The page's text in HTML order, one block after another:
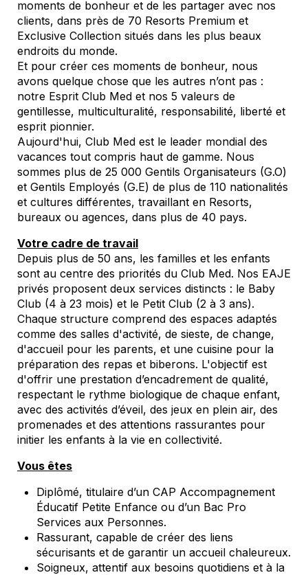
moments de bonheur et de les partager avec nos
clients, dans près de 70 Resorts Premium et
Exclusive Collection situés dans les plus beaux
endroits du monde.
Et pour créer ces moments de bonheur, nous
avons quelque chose que les autres n’ont pas :
notre Esprit Club Med et nos 5 valeurs de
gentillesse, multiculturalité, responsabilité, liberté et
esprit pionnier.
Aujourd'hui, Club Med est le leader mondial des
vacances tout compris haut de gamme. Nous
sommes plus de 25 000 Gentils Organisateurs (G.O)
et Gentils Employés (G.E) de plus de 110 nationalités
et cultures différentes, travaillant en Resorts,
bureaux ou agences, dans plus de 40 pays.
Votre cadre de travail
Depuis plus de 50 ans, les familles et les enfants
sont au centre des priorités du Club Med. Nos EAJE
privés proposent deux services distincts : le Baby
Club (4 à 23 mois) et le Petit Club (2 à 3 ans).
Chaque structure comprend des espaces adaptés
comme des salles d'activité, de sieste, de change,
d'accueil pour les parents, et une cuisine pour la
préparation des repas et biberons. L'objectif est
d'offrir une prestation d’encadrement de qualité,
respectant le rythme biologique de chaque enfant,
avec des activités d’éveil, des jeux en plein air, des
promenades et des attentions rassurantes pour
initier les enfants à la vie en collectivité.
Vous êtes
Diplômé, titulaire d’un CAP Accompagnement
Éducatif Petite Enfance ou d’un Bac Pro
Services aux Personnes.
Rassurant, capable de créer des liens
sécurisants et de garantir un accueil chaleureux.
Soigneux, attentif aux besoins quotidiens et à la